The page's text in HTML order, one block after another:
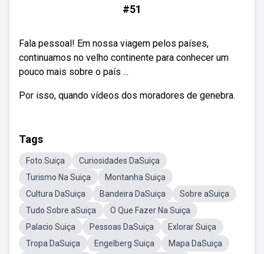
#51
Fala pessoal! Em nossa viagem pelos países,
continuamos no velho continente para conhecer um
pouco mais sobre o país ...
Por isso, quando vídeos dos moradores de genebra.
Tags
Foto Suiça
Curiosidades DaSuiça
Turismo Na Suiça
Montanha Suiça
Cultura DaSuiça
Bandeira DaSuiça
Sobre aSuiça
Tudo Sobre aSuiça
O Que Fazer Na Suiça
Palacio Suiça
Pessoas DaSuiça
Exlorar Suiça
Tropa DaSuiça
Engelberg Suiça Mapa DaSuiça